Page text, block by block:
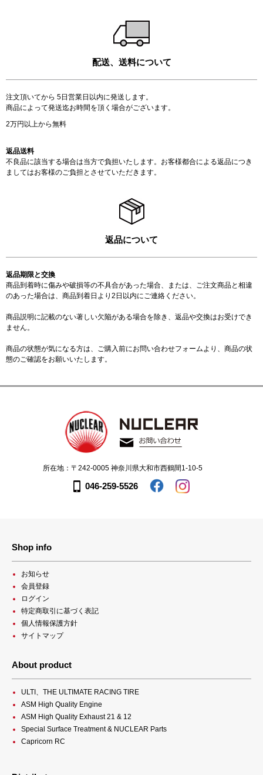
配送、送料について
注文頂いてから 5日営業日以内に発送します。
商品によって発送迄お時間を頂く場合がございます。
2万円以上から無料
返品送料
不良品に該当する場合は当方で負担いたします。お客様都合による返品につき
ましてはお客様のご負担とさせていただきます。
返品について
返品期限と交換
商品到着時に傷みや破損等の不具合があった場合、または、ご注文商品と相違
のあった場合は、商品到着日より2日以内にご連絡ください。
商品説明に記載のない著しい欠陥がある場合を除き、返品や交換はお受けでき
ません。
商品の状態が気になる方は、ご購入前にお問い合わせフォーム より、商品の状
態のご確認をお願いいたします。
所在地：〒242-0005 神奈川県大和市西鶴間1-10-5
046-259-5526
Shop info
お知らせ
会員登録
ログイン
特定商取引に基づく表記
個人情報保護方針
サイトマップ
About product
ULTI、THE ULTIMATE RACING TIRE
ASM High Quality Engine
ASM High Quality Exhaust 21 & 12
Special Surface Treatment & NUCLEAR Parts
Capricorn RC